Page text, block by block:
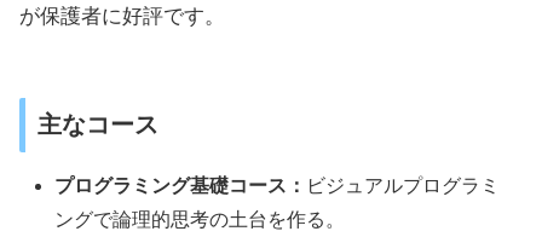
が保護者に好評です。
主なコース
プログラミング基礎コース： ビジュアルプログラミ
ングで論理的思考の土台を作る。